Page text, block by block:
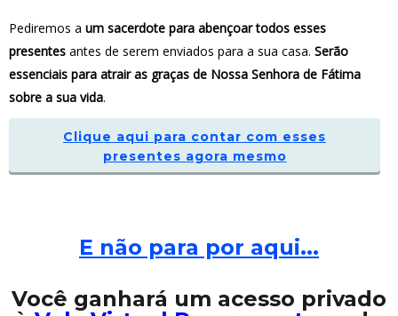
Pediremos a um sacerdote para abençoar todos esses
presentes antes de serem enviados para a sua casa. Serão
essenciais para atrair as graças de Nossa Senhora de Fátima
sobre a sua vida.
Clique aqui para contar com esses
presentes agora mesmo
E não para por aqui...
Você ganhará um acesso privado